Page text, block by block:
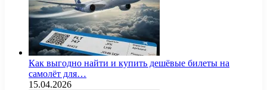
Как выгодно найти и купить дешёвые билеты на
самолёт для…
15.04.2026